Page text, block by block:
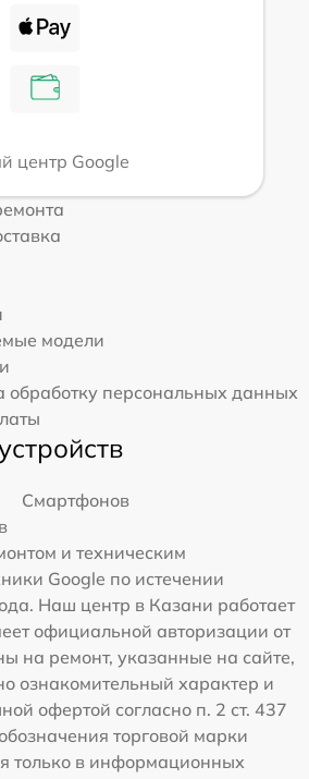
центр Google
модели
обработку персональных данных
Смартфонов
и техническим
Google по истечении
Наш центр в Казани работает
официальной авторизации от
на ремонт, указанные на сайте,
ознакомительный характер и
офертой согласно п. 2 ст. 437
торговой марки
только в информационных